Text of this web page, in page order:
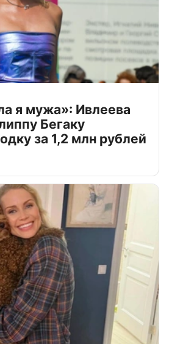
я мужа»: Ивлеева
Бегаку
за 1,2 млн рублей